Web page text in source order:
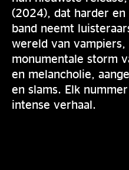
(2024), dat harder
band neemt
wereld van
monumentale storm
en melancholie,
en slams. Elk
intense verhaal.